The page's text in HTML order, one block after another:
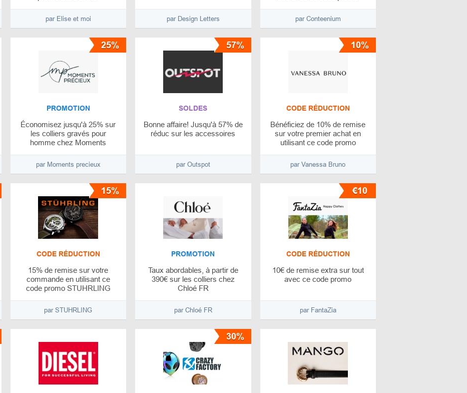
par Elise et moi par Design Letters par Conteenium
PROMOTION
Économisez jusqu'à 25% sur
les colliers gravés pour
homme chez Moments
par Moments precieux
25%
SOLDES
Bonne affaire! Jusqu'à 57% de
réduc sur les accessoires
par Outspot
57%
CODE RÉDUCTION
Bénéficiez de 10% de remise
sur votre premier achat en
utilisant ce code promo
par Vanessa Bruno
10%
CODE RÉDUCTION
15% de remise sur votre
commande en utilisant ce
code promo STUHRLING
par STUHRLING
15%
PROMOTION
Taux abordables, à partir de
390€ sur les colliers chez
Chloé FR
par Chloé FR
CODE RÉDUCTION
10€ de remise extra sur tout
avec ce code promo
par FantaZia
€10
30%